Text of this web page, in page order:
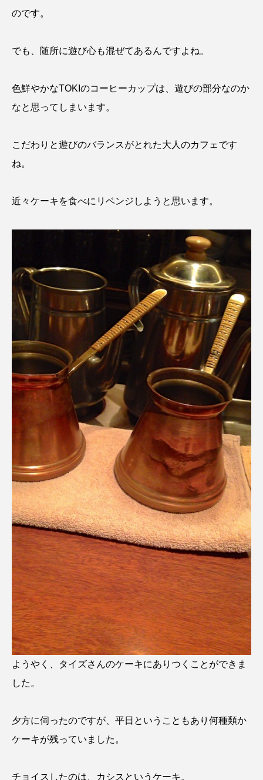
のです。
でも、随所に遊び心も混ぜてあるんですよね。
色鮮やかなTOKIのコーヒーカップは、遊びの部分なのか
なと思ってしまいます。
こだわりと遊びのバランスがとれた大人のカフェです
ね。
近々ケーキを食べにリベンジしようと思います。
ようやく、タイズさんのケーキにありつくことができま
した。
夕方に伺ったのですが、平日ということもあり何種類か
ケーキが残っていました。
チョイスしたのは、カシスというケーキ。